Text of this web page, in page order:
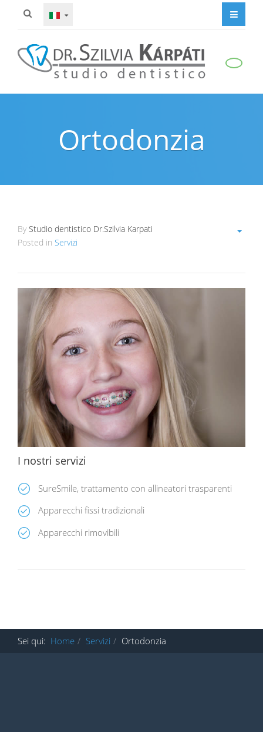
Ortodonzia
By Studio dentistico Dr.Szilvia Karpati
Posted in Servizi
I nostri servizi
SureSmile, trattamento con allineatori trasparenti
Apparecchi fissi tradizionali
Apparecchi rimovibili
Sei qui: Home Servizi Ortodonzia